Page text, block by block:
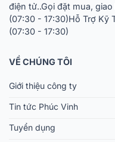
điện tử..Gọi đặt mua,
(07:30 - 17:30)Hỗ Trợ Kỹ
(07:30 - 17:30)
VỀ CHÚNG TÔI
Giới thiệu công ty
Tin tức Phúc Vinh
Tuyển dụng